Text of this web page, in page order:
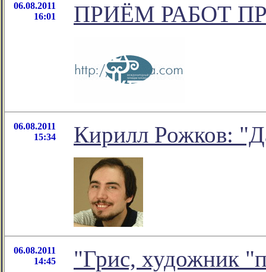
06.08.2011
16:01
ПРИЁМ РАБОТ
06.08.2011
15:34
Кирилл Рожков:
06.08.2011
14:45
"Грис, художник